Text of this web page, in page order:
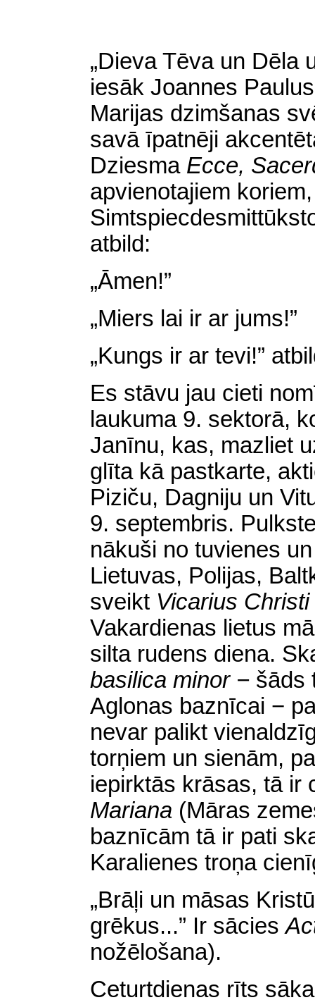
„Dieva Tēva un Dēla
iesāk Joannes
Marijas dzimšanas
savā īpatnēji
Dziesma Ecce,
apvienotajiem
atbild:
„Āmen!”
„Miers lai ir ar jums!”
„Kungs ir ar tevi!”
Es stāvu jau cieti
laukuma 9. sektorā,
Janīnu, kas, mazliet
glīta kā pastkarte,
Piziču, Dagniju un
9. septembris.
nākuši no tuvienes
Lietuvas, Polijas,
sveikt Vicarius Christi
Vakardienas lietus
silta rudens diena.
basilica minor − šāds
Aglonas baznīcai −
nevar palikt
torņiem un sienām,
iepirktās krāsas, tā
Mariana (Māras
baznīcām tā ir pati
Karalienes troņa
„Brāļi un māsas
grēkus...” Ir sācies
nožēlošana).
Ceturtdienas rīts